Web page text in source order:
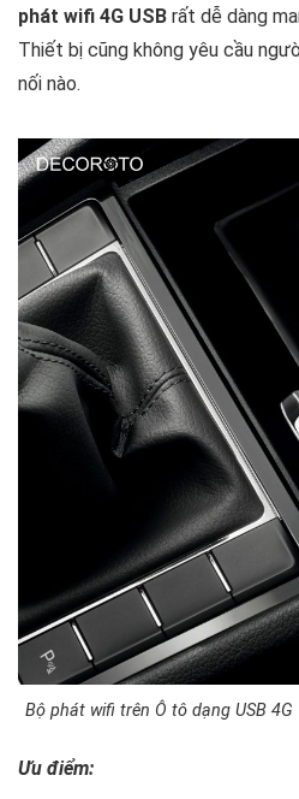
phát wifi 4G USB rất dễ dàng
Thiết bị cũng không yêu cầu
nối nào.
Bộ phát wifi trên Ô tô dạng USB
Ưu điểm: